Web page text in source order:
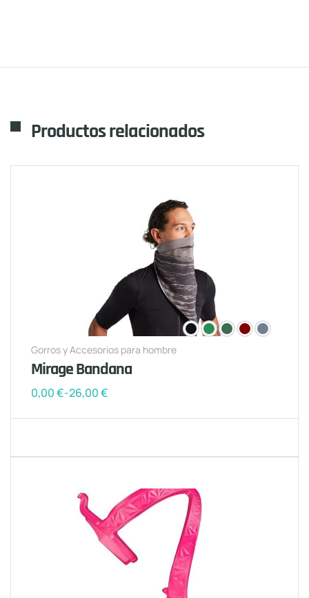
Productos relacionados
Gorros y Accesorios para hombre
Mirage Bandana
0,00€-26,00€